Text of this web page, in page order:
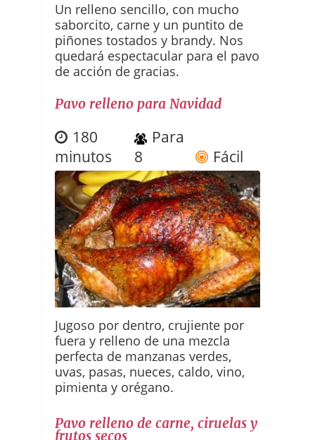
Un relleno sencillo, con mucho
saborcito, carne y un puntito de
piñones tostados y brandy. Nos
quedará espectacular para el pavo
de acción de gracias.
Pavo relleno para Navidad
180
minutos
Para
8
Fácil
Jugoso por dentro, crujiente por
fuera y relleno de una mezcla
perfecta de manzanas verdes,
uvas, pasas, nueces, caldo, vino,
pimienta y orégano.
Pavo relleno de carne, ciruelas y
frutos secos